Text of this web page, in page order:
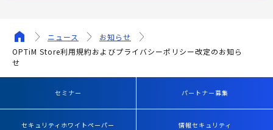
ニュース
お知らせ
OPTiM Store利用規約およびプライバシーポリシー改定のお知ら
せ
セミナー パートナー募集
セキュリティホワイトペーパー 情報セキュリティ